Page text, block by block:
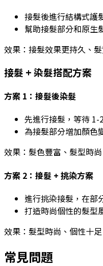
接髮後進行結構式護
幫助接髮部分和原生
效果： 接髮效果更持久、
接髮 + 染髮搭配方案
方案 1：接髮後染髮
先進行接髮，等待 1-
為接髮部分增加顏色
效果： 髮色豐富、髮型時尚
方案 2：接髮 + 挑染方案
進行挑染接髮，在部
打造時尚個性的髮型
效果： 髮型時尚、個性十
常見問題